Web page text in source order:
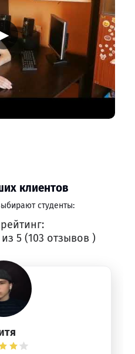
клиентов
студенты:
5 (103 отзывов )